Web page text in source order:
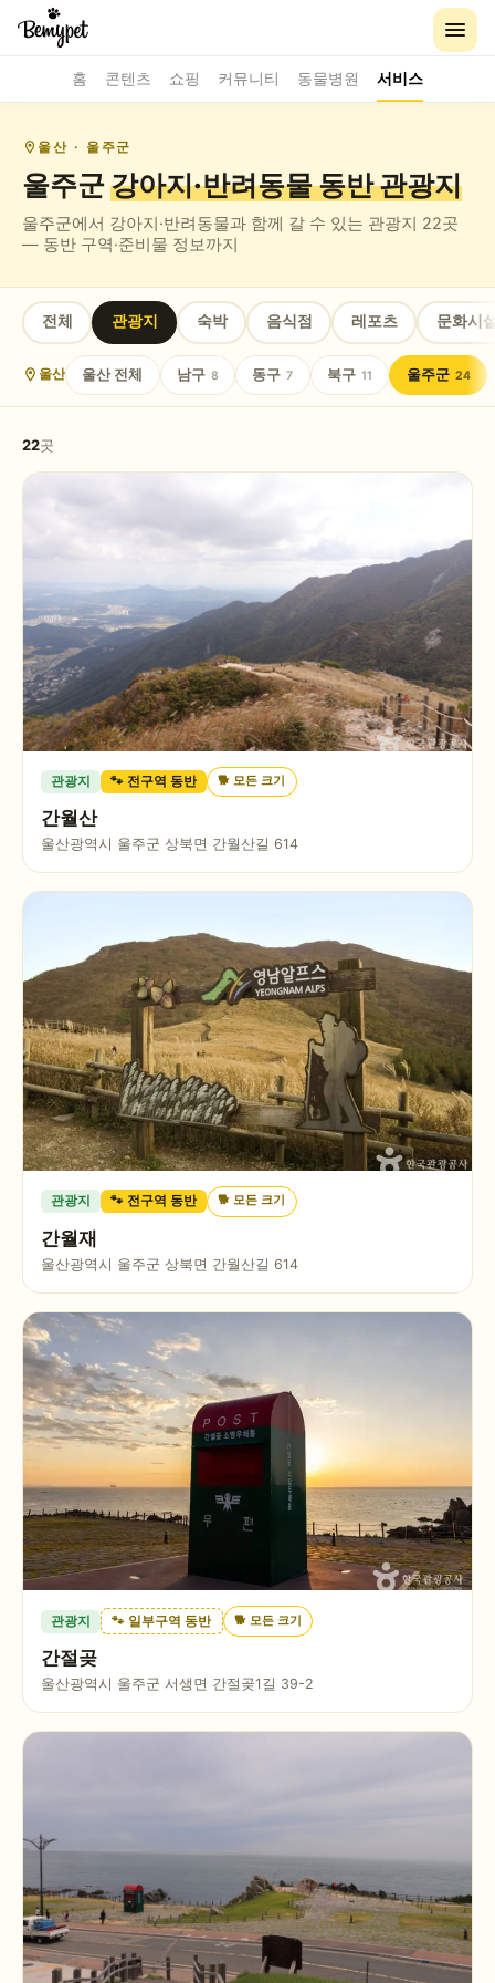
홈 콘텐츠 쇼핑 커뮤니티 동물병원 서비스
울산 · 울주군
울주군강아지·반려동물 동반관광지
울주군에서 강아지·반려동물과 함께 갈 수 있는 관광지 22곳
— 동반 구역·준비물 정보까지
전체 관광지 숙박 음식점 레포츠 문화시
울산 울산전체 남구 8 동구 7 북구 11 울주군 24
22곳
관광지 🐾 전구역 동반 🐕모든 크기
간월산
울산광역시 울주군 상북면 간월산길 614
관광지 🐾 전구역 동반 🐕모든 크기
간월재
울산광역시 울주군 상북면 간월산길 614
관광지 🐾 일부구역 동반 🐕 모든 크기
간절곶
울산광역시 울주군 서생면 간절곶1길 39-2